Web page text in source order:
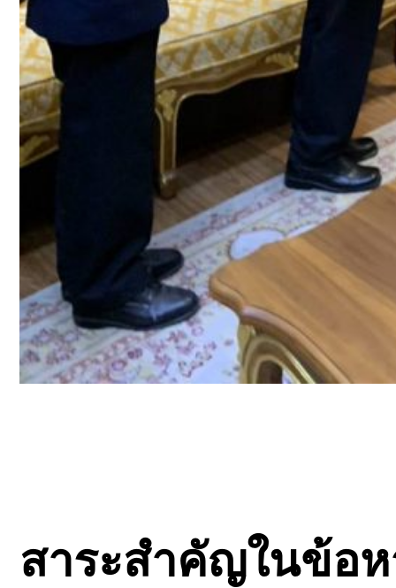
สาระสำคัญในข้อห